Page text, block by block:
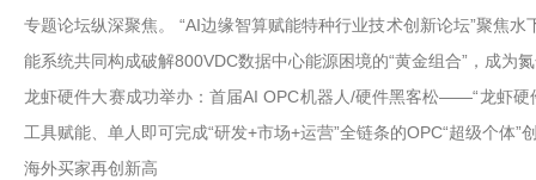
专题论坛纵深聚焦。 “AI边缘智算赋能特种行业技术创新论坛”聚焦
能系统共同构成破解800VDC数据中心能源困境的“黄金组合”，成为
龙虾硬件大赛成功举办：首届AI OPC机器人/硬件黑客松——“龙虾
工具赋能、单人即可完成“研发+市场+运营”全链条的OPC“超级个
海外买家再创新高